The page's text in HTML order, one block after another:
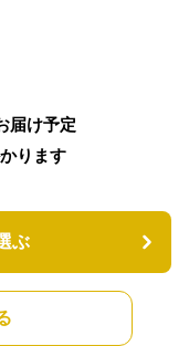
届け予定
ります
ぶ